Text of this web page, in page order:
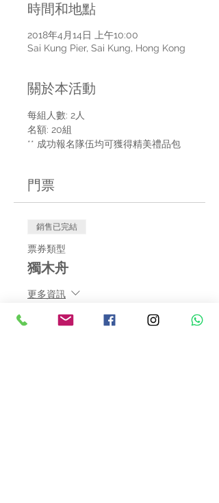
時間和地點
2018年4月14日 上午10:00
Sai Kung Pier, Sai Kung, Hong Kong
關於本活動
每組人數: 2人
名額: 20組
** 成功報名隊伍均可獲得精美禮品包
門票
銷售已完結
票券類型
獨木舟
更多資訊